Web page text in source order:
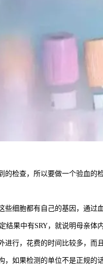
查，所以要做一个验血的检
胞都有自己的基因，通过
中有SRY，就说明母亲体内
，花费的时间比较多，而
果检测的单位不是正规的